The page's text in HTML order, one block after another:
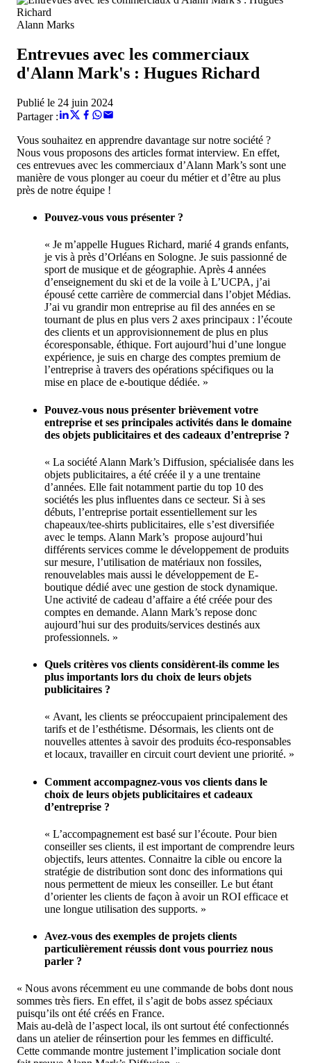
Alann Marks
Entrevues avec les commerciaux
d'Alann Mark's : Hugues Richard
Publié le 24 juin 2024
Partager :
Vous souhaitez en apprendre davantage sur notre société ?
Nous vous proposons des articles format interview. En effet,
ces entrevues avec les commerciaux d’Alann Mark’s sont une
manière de vous plonger au coeur du métier et d’être au plus
près de notre équipe !
Pouvez-vous vous présenter ?
« Je m’appelle Hugues Richard, marié 4 grands enfants,
je vis à près d’Orléans en Sologne. Je suis passionné de
sport de musique et de géographie. Après 4 années
d’enseignement du ski et de la voile à L’UCPA, j’ai
épousé cette carrière de commercial dans l’objet Médias.
J’ai vu grandir mon entreprise au fil des années en se
tournant de plus en plus vers 2 axes principaux : l’écoute
des clients et un approvisionnement de plus en plus
écoresponsable, éthique. Fort aujourd’hui d’une longue
expérience, je suis en charge des comptes premium de
l’entreprise à travers des opérations spécifiques ou la
mise en place de e-boutique dédiée. »
Pouvez-vous nous présenter brièvement votre
entreprise et ses principales activités dans le domaine
des objets publicitaires et des cadeaux d’entreprise ?
« La société Alann Mark’s Diffusion, spécialisée dans les
objets publicitaires, a été créée il y a une trentaine
d’années. Elle fait notamment partie du top 10 des
sociétés les plus influentes dans ce secteur. Si à ses
débuts, l’entreprise portait essentiellement sur les
chapeaux/tee-shirts publicitaires, elle s’est diversifiée
avec le temps. Alann Mark’s propose aujourd’hui
différents services comme le développement de produits
sur mesure, l’utilisation de matériaux non fossiles,
renouvelables mais aussi le développement de E-
boutique dédié avec une gestion de stock dynamique.
Une activité de cadeau d’affaire a été créée pour des
comptes en demande. Alann Mark’s repose donc
aujourd’hui sur des produits/services destinés aux
professionnels. »
Quels critères vos clients considèrent-ils comme les
plus importants lors du choix de leurs objets
publicitaires ?
« Avant, les clients se préoccupaient principalement des
tarifs et de l’esthétisme. Désormais, les clients ont de
nouvelles attentes à savoir des produits éco-responsables
et locaux, travailler en circuit court devient une priorité. »
Comment accompagnez-vous vos clients dans le
choix de leurs objets publicitaires et cadeaux
d’entreprise ?
« L’accompagnement est basé sur l’écoute. Pour bien
conseiller ses clients, il est important de comprendre leurs
objectifs, leurs attentes. Connaitre la cible ou encore la
stratégie de distribution sont donc des informations qui
nous permettent de mieux les conseiller. Le but étant
d’orienter les clients de façon à avoir un ROI efficace et
une longue utilisation des supports. »
Avez-vous des exemples de projets clients
particulièrement réussis dont vous pourriez nous
parler ?
« Nous avons récemment eu une commande de bobs dont nous
sommes très fiers. En effet, il s’agit de bobs assez spéciaux
puisqu’ils ont été créés en France.
Mais au-delà de l’aspect local, ils ont surtout été confectionnés
dans un atelier de réinsertion pour les femmes en difficulté.
Cette commande montre justement l’implication sociale dont